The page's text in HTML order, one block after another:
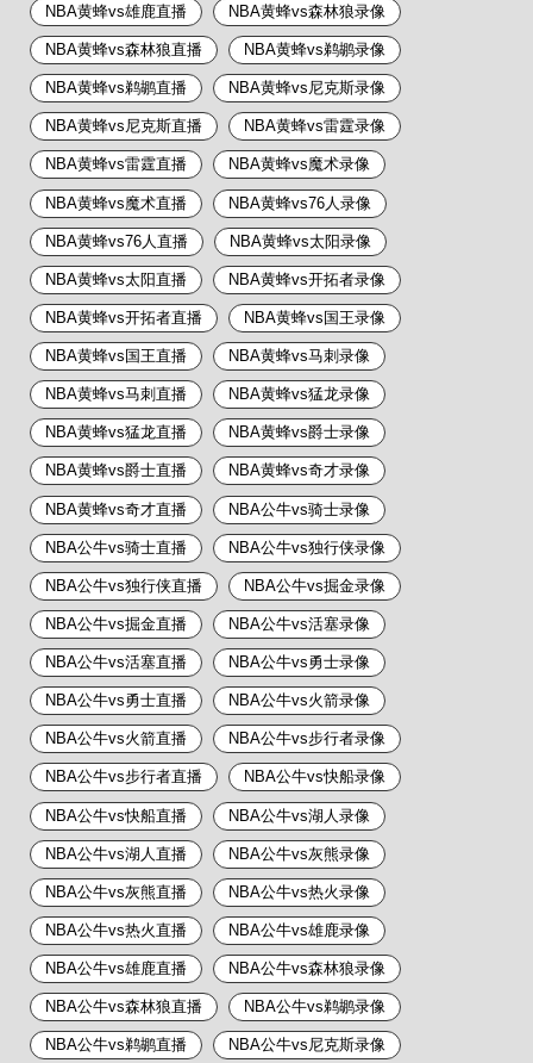
NBA黄蜂vs雄鹿直播 NBA黄蜂vs森林狼录像
NBA黄蜂vs森林狼直播 NBA黄蜂vs鹈鹕录像
NBA黄蜂vs鹈鹕直播 NBA黄蜂vs尼克斯录像
NBA黄蜂vs尼克斯直播 NBA黄蜂vs雷霆录像
NBA黄蜂vs雷霆直播 NBA黄蜂vs魔术录像
NBA黄蜂vs魔术直播 NBA黄蜂vs76人录像
NBA黄蜂vs76人直播 NBA黄蜂vs太阳录像
NBA黄蜂vs太阳直播 NBA黄蜂vs开拓者录像
NBA黄蜂vs开拓者直播 NBA黄蜂vs国王录像
NBA黄蜂vs国王直播 NBA黄蜂vs马刺录像
NBA黄蜂vs马刺直播 NBA黄蜂vs猛龙录像
NBA黄蜂vs猛龙直播 NBA黄蜂vs爵士录像
NBA黄蜂vs爵士直播 NBA黄蜂vs奇才录像
NBA黄蜂vs奇才直播 NBA公牛vs骑士录像
NBA公牛vs骑士直播 NBA公牛vs独行侠录像
NBA公牛vs独行侠直播 NBA公牛vs掘金录像
NBA公牛vs掘金直播 NBA公牛vs活塞录像
NBA公牛vs活塞直播 NBA公牛vs勇士录像
NBA公牛vs勇士直播 NBA公牛vs火箭录像
NBA公牛vs火箭直播 NBA公牛vs步行者录像
NBA公牛vs步行者直播 NBA公牛vs快船录像
NBA公牛vs快船直播 NBA公牛vs湖人录像
NBA公牛vs湖人直播 NBA公牛vs灰熊录像
NBA公牛vs灰熊直播 NBA公牛vs热火录像
NBA公牛vs热火直播 NBA公牛vs雄鹿录像
NBA公牛vs雄鹿直播 NBA公牛vs森林狼录像
NBA公牛vs森林狼直播 NBA公牛vs鹈鹕录像
NBA公牛vs鹈鹕直播 NBA公牛vs尼克斯录像